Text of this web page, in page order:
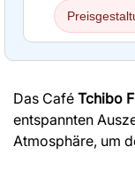
Das Café Tchibo
entspannten
Atmosphäre, um